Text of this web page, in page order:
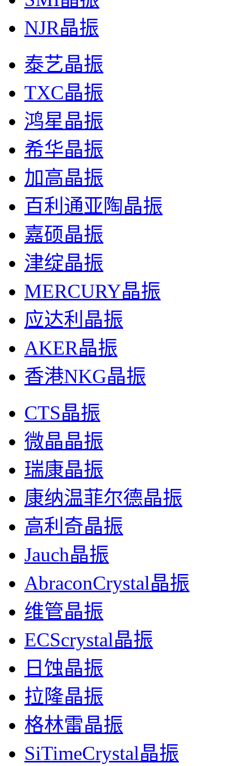
NJR晶振
泰艺晶振
TXC晶振
鸿星晶振
希华晶振
加高晶振
百利通亚陶晶振
嘉硕晶振
津绽晶振
MERCURY晶振
应达利晶振
AKER晶振
香港NKG晶振
CTS晶振
微晶晶振
瑞康晶振
康纳温菲尔德晶振
高利奇晶振
Jauch晶振
AbraconCrystal晶振
维管晶振
ECScrystal晶振
日蚀晶振
拉隆晶振
格林雷晶振
SiTimeCrystal晶振